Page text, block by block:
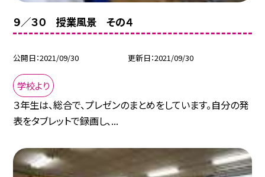
９／３０ 授業風景 その４
公開日 2021/09/30 更新日 2021/09/30
学校より
３年生は、総合で、プレゼンのまとめをしています。自分の発
表をタブレットで録画し、...